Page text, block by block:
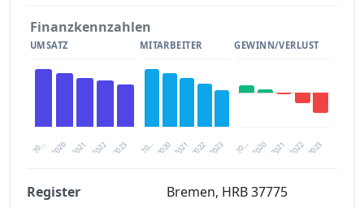
Finanzkennzahlen
UMSATZ
20… 2021 2023
2020 2022
MITARBEITER
20… 2021 2023
2020 2022
GEWINN/VERLUST
20… 2021 2023
2020 2022
Register
Bremen, HRB 37775